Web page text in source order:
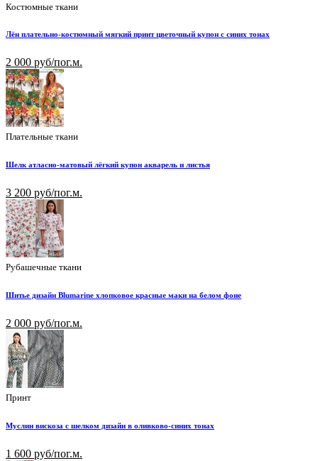
Костюмные ткани
Лён плательно-костюмный мягкий принт цветочный купон с синих тонах
2 000 руб/пог.м.
Плательные ткани
Шелк атласно-матовый лёгкий купон акварель и листья
3 200 руб/пог.м.
Рубашечные ткани
Шитье дизайн Blumarine хлопковое красные маки на белом фоне
2 000 руб/пог.м.
Принт
Муслин вискоза с шелком дизайн в оливково-синих тонах
1 600 руб/пог.м.